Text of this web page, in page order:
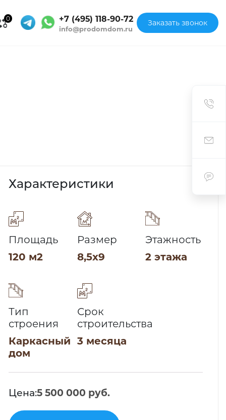
0 +7 (495) 118-90-72
info@prodomdom.ru
Заказать звонок
Характеристики
Площадь
120 м2
Размер
8,5х9
Этажность
2 этажа
Тип
строения
Каркасный
дом
Срок
строительства
3 месяца
Цена:5 500 000 руб.